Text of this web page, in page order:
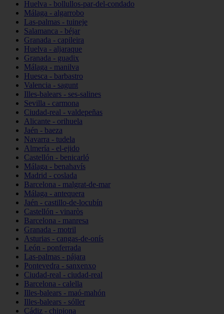
Huelva - bollullos-par-del-condado
Málaga - algarrobo
Las-palmas - tuineje
Salamanca - béjar
Granada - capileira
Huelva - aljaraque
Granada - guadix
Málaga - manilva
Huesca - barbastro
Valencia - sagunt
Illes-balears - ses-salines
Sevilla - carmona
Ciudad-real - valdepeñas
Alicante - orihuela
Jaén - baeza
Navarra - tudela
Almería - el-ejido
Castellón - benicarló
Málaga - benahavís
Madrid - coslada
Barcelona - malgrat-de-mar
Málaga - antequera
Jaén - castillo-de-locubín
Castellón - vinaròs
Barcelona - manresa
Granada - motril
Asturias - cangas-de-onís
León - ponferrada
Las-palmas - pájara
Pontevedra - sanxenxo
Ciudad-real - ciudad-real
Barcelona - calella
Illes-balears - maó-mahón
Illes-balears - sóller
Cádiz - chipiona